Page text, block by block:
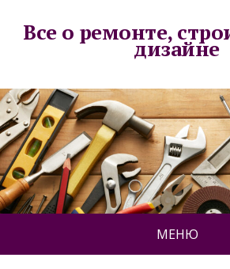
Все о ремонте,
дизайне
МЕНЮ